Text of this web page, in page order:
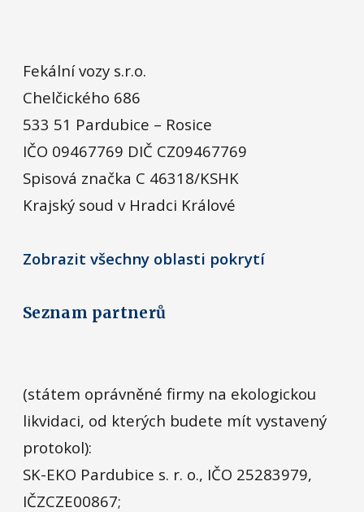
Fekální vozy s.r.o.
Chelčického 686
533 51 Pardubice – Rosice
IČO 09467769 DIČ CZ09467769
Spisová značka C 46318/KSHK
Krajský soud v Hradci Králové
Zobrazit všechny oblasti pokrytí
Seznam partnerů
(státem oprávněné firmy na ekologickou
likvidaci, od kterých budete mít vystavený
protokol):
SK-EKO Pardubice s. r. o., IČO 25283979,
IČZCZE00867;